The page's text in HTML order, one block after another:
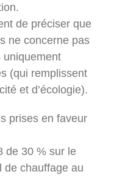
de préciser que
ne concerne pas
uniquement
(qui remplissent
et d’écologie).
prises en faveur
de 30 % sur le
de chauffage au